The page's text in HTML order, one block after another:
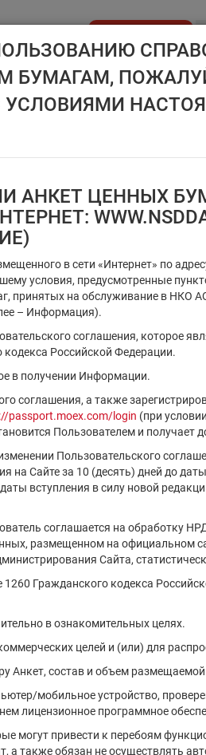
ЦЕНОВОЙ ЦЕНТР
БУМАГАМ,
АНКЕТ ЦЕННЫХ
в сети «Интернет» по
условия, предусмотренные
принятых на обслуживание в НКО
– Информация).
соглашения, которое
кодекса Российской Федерации.
в получении Информации.
соглашения, а также
passport.moex.com/login (при
Пользователем и получает
Пользовательского
Сайте за 10 (десять) дней до даты
вступления в силу новой
соглашается на обработку
размещенном на официальном
Сайта,
Гражданского кодекса
в ознакомительных целях.
целей и (или) для
Анкет, состав и объем
мобильное устройство,
лицензионное программное
могут привести к перебоям
а также обязан не осуществлять
Ценные бумаги,
Регистрационный номер/код
Тип идентификатора ц.б.
×
Регистрационный номер